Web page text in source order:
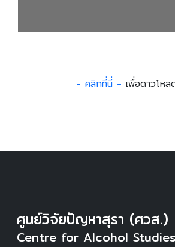
- คลิกที่นี่ - เพื่อดาวโห
ศูนย์วิจัยปัญหาสุรา (ศวส.)
Centre for Alcohol